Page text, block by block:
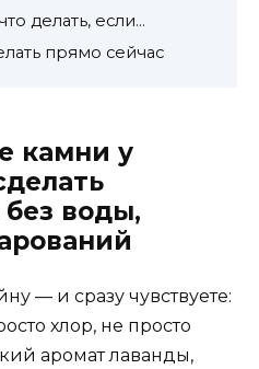
делать, если…
прямо сейчас
камни у
воды,
— и сразу чувствуете:
хлор, не просто
аромат лаванды,